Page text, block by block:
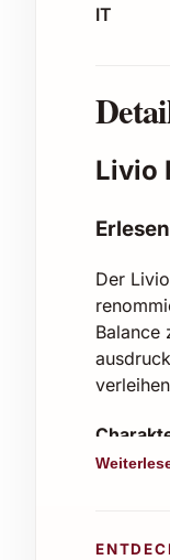
IT
Livio
Der
Balance